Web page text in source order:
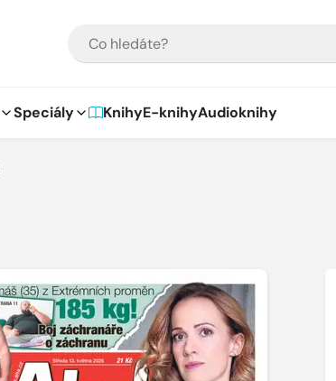
Speciály KnihyE-knihyAudioknihy